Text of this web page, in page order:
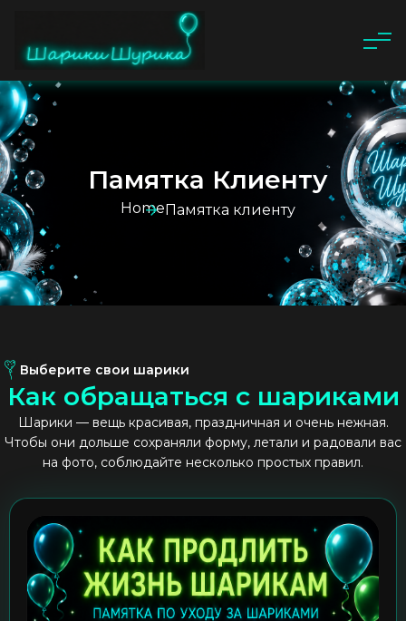
Памятка Клиенту
HomeПамятка клиенту
Выберите свои шарики
Как обращаться с шариками
Шарики — вещь красивая, праздничная и очень нежная.
Чтобы они дольше сохраняли форму, летали и радовали вас
на фото, соблюдайте несколько простых правил.